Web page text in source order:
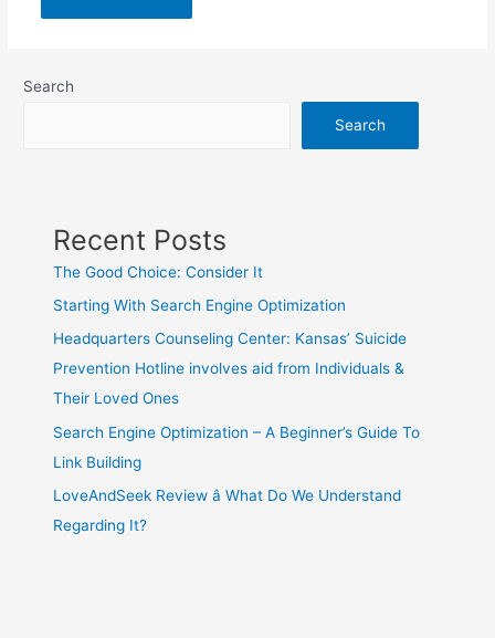
Search
Search
Recent Posts
The Good Choice: Consider It
Starting With Search Engine Optimization
Headquarters Counseling Center: Kansas’ Suicide
Prevention Hotline involves aid from Individuals &
Their Loved Ones
Search Engine Optimization – A Beginner’s Guide To
Link Building
LoveAndSeek Review â What Do We Understand
Regarding It?